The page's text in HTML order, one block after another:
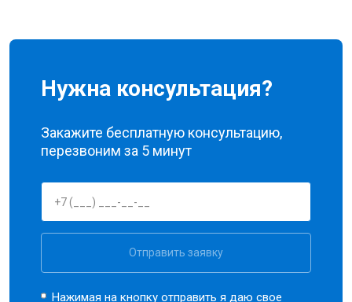
Нужна консультация?
Закажите бесплатную консультацию,
перезвоним за 5 минут
Отправить заявку
Нажимая на кнопку отправить я даю свое